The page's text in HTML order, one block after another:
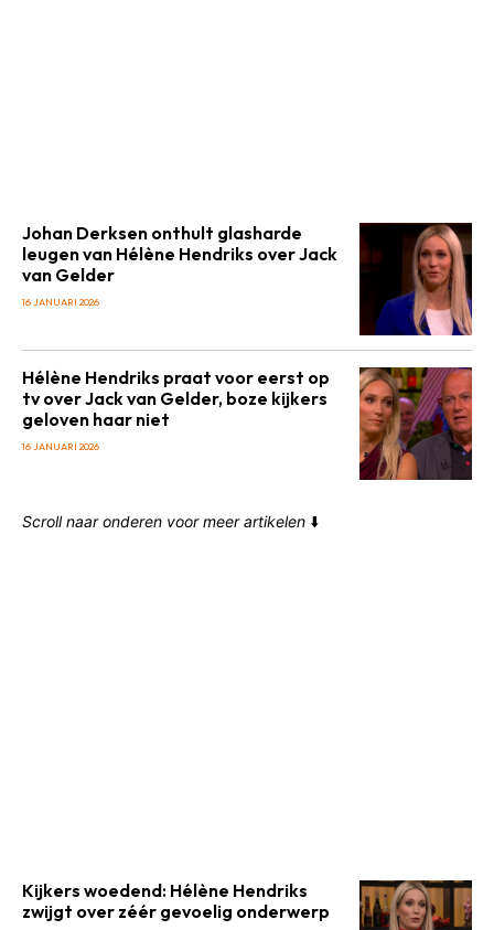
Johan Derksen onthult glasharde
leugen van Hélène Hendriks over Jack
van Gelder
16 JANUARI 2026
Hélène Hendriks praat voor eerst op
tv over Jack van Gelder, boze kijkers
geloven haar niet
16 JANUARI 2026
Scroll naar onderen voor meer artikelen ⬇️
Kijkers woedend: Hélène Hendriks
zwijgt over zéér gevoelig onderwerp